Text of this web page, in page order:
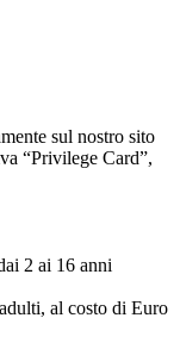
sul nostro sito
“Privilege Card”,
2 ai 16 anni
al costo di Euro